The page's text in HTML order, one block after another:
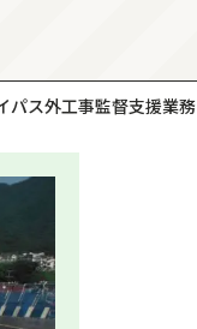
ス外工事監督支援業務